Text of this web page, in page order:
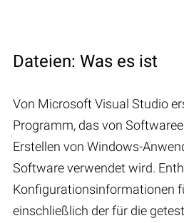
Dateien: Was es ist
Von Microsoft Visual Studio
Programm, das von
Erstellen von Windows-
Software verwendet wird.
Konfigurationsinformationen
einschließlich der für die